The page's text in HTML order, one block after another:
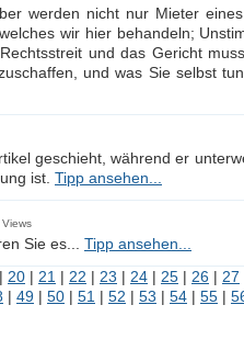
werden nicht nur Mieter
wir hier behandeln;
und das Gericht
und was Sie selbst
geschieht, während er
ist. Tipp ansehen...
Sie es... Tipp ansehen...
| 20 | 21 | 22 | 23 | 24 | 25 | 26 | 27
| 49 | 50 | 51 | 52 | 53 | 54 | 55 |